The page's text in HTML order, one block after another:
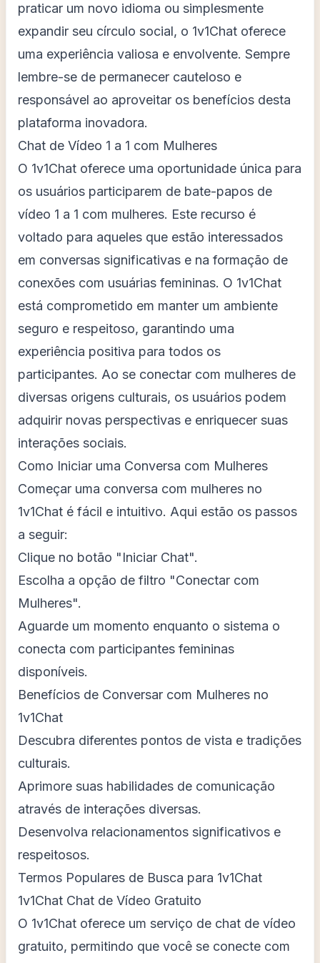
praticar um novo idioma ou simplesmente
expandir seu círculo social, o 1v1Chat oferece
uma experiência valiosa e envolvente. Sempre
lembre-se de permanecer cauteloso e
responsável ao aproveitar os benefícios desta
plataforma inovadora.
Chat de Vídeo 1 a 1 com Mulheres
O 1v1Chat oferece uma oportunidade única para
os usuários participarem de bate-papos de
vídeo 1 a 1 com mulheres. Este recurso é
voltado para aqueles que estão interessados
em conversas significativas e na formação de
conexões com usuárias femininas. O 1v1Chat
está comprometido em manter um ambiente
seguro e respeitoso, garantindo uma
experiência positiva para todos os
participantes. Ao se conectar com mulheres de
diversas origens culturais, os usuários podem
adquirir novas perspectivas e enriquecer suas
interações sociais.
Como Iniciar uma Conversa com Mulheres
Começar uma conversa com mulheres no
1v1Chat é fácil e intuitivo. Aqui estão os passos
a seguir:
Clique no botão "Iniciar Chat".
Escolha a opção de filtro "Conectar com
Mulheres".
Aguarde um momento enquanto o sistema o
conecta com participantes femininas
disponíveis.
Benefícios de Conversar com Mulheres no
1v1Chat
Descubra diferentes pontos de vista e tradições
culturais.
Aprimore suas habilidades de comunicação
através de interações diversas.
Desenvolva relacionamentos significativos e
respeitosos.
Termos Populares de Busca para 1v1Chat
1v1Chat Chat de Vídeo Gratuito
O 1v1Chat oferece um serviço de chat de vídeo
gratuito, permitindo que você se conecte com